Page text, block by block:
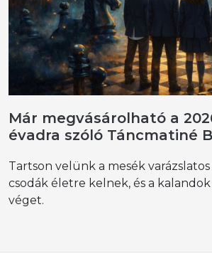
Már megvásárolható a
évadra szóló Táncmatiné
Tartson velünk a mesék varázslatos
csodák életre kelnek, és a
véget.